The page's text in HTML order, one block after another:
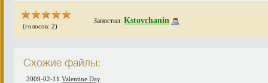
(голосов: 2)
Запостил: Kstovchanin
Схожие файлы:
2009-02-11 Valentine Day